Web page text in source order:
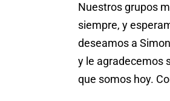
Nuestros grupos
siempre, y
deseamos a
y le agradecemos
que somos hoy.